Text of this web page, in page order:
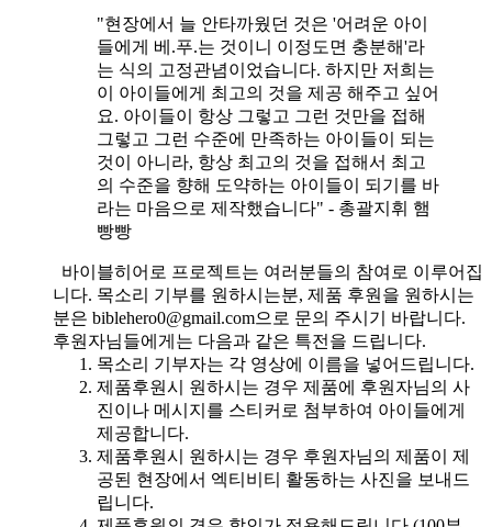
"현장에서 늘 안타까웠던 것은 '어려운 아이
들에게 베.푸.는 것이니 이정도면 충분해'라
는 식의 고정관념이었습니다. 하지만 저희는
이 아이들에게 최고의 것을 제공 해주고 싶어
요. 아이들이 항상 그렇고 그런 것만을 접해
그렇고 그런 수준에 만족하는 아이들이 되는
것이 아니라, 항상 최고의 것을 접해서 최고
의 수준을 향해 도약하는 아이들이 되기를 바
라는 마음으로 제작했습니다" - 총괄지휘 햄
빵빵
바이블히어로 프로젝트는 여러분들의 참여로 이루어집
니다. 목소리 기부를 원하시는분, 제품 후원을 원하시는
분은 biblehero0@gmail.com으로 문의 주시기 바랍니다.
후원자님들에게는 다음과 같은 특전을 드립니다.
목소리 기부자는 각 영상에 이름을 넣어드립니다.
제품후원시 원하시는 경우 제품에 후원자님의 사
진이나 메시지를 스티커로 첨부하여 아이들에게
제공합니다.
제품후원시 원하시는 경우 후원자님의 제품이 제
공된 현장에서 엑티비티 활동하는 사진을 보내드
립니다.